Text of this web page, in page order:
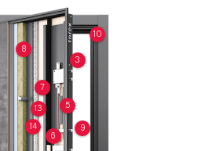
3
5
6
7
8
9
10
13
14